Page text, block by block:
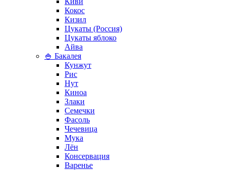
Кокос
Кизил
Цукаты (Россия)
Цукаты яблоко
Айва
🍚 Бакалея
Кунжут
Рис
Нут
Киноа
Злаки
Семечки
Фасоль
Чечевица
Мука
Лён
Консервация
Варенье